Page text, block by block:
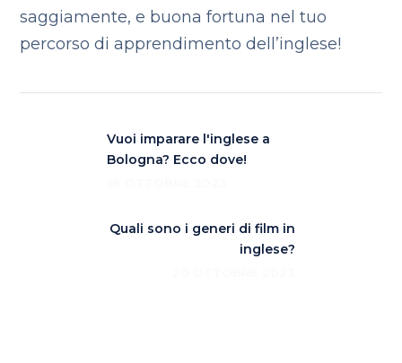
saggiamente, e buona fortuna nel tuo
percorso di apprendimento dell’inglese!
Vuoi imparare l'inglese a
Bologna? Ecco dove!
Quali sono i generi di film in
inglese?